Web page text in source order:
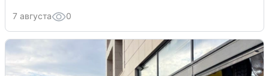
7 августа 0